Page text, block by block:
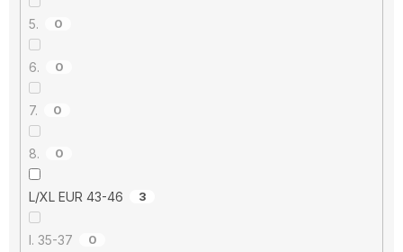
5. 0
6. 0
7. 0
8. 0
L/XL EUR 43-46 3
I. 35-37 0